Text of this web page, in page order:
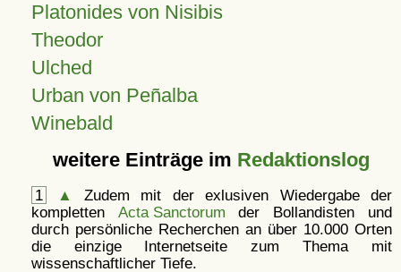
Platonides von Nisibis
Theodor
Ulched
Urban von Peñalba
Winebald
weitere Einträge im Redaktionslog
1 ▲
Zudem mit der exlusiven Wiedergabe der
kompletten Acta Sanctorum der Bollandisten und
durch persönliche Recherchen an über 10.000 Orten
die einzige Internetseite zum Thema mit
wissenschaftlicher Tiefe.